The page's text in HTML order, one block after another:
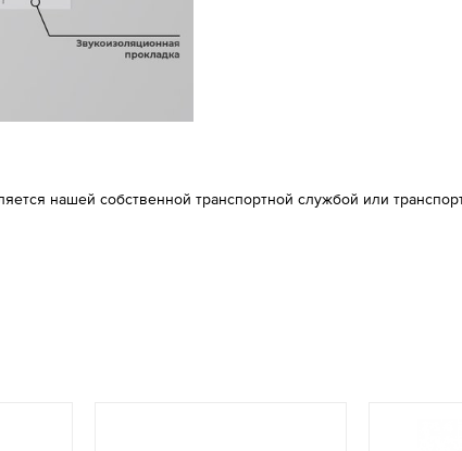
нашей собственной транспортной службой или